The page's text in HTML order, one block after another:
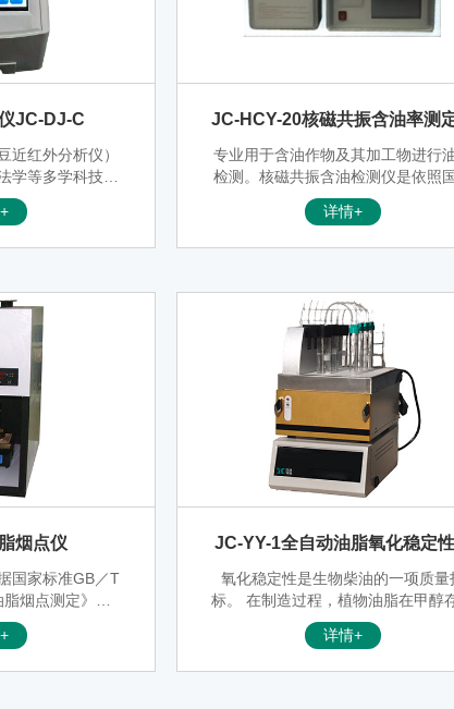
JC-DJ-C
近红外分析仪）
学等多学科技术
验仪器。操作简
范围：水分、水
JC-HCY-20核磁共振含油率测
专业用于含油作物及其加工物进行
检测。核磁共振含油检测仪是依照国
标准GB/T15690（油籽含油量核磁共
测定法1995年）研发出来的油量检
详情+
烟点仪
国家标准GB／T
烟点测定》第5
”研制的用于测
仪器，适用于质
JC-YY-1全自动油脂氧化稳定
定仪（国标法）
氧化稳定性是生物柴油的一项质量
标。 在制造过程，植物油脂在甲醇
下酯化。油中的脂肪酸生成甲酯和副
物甘油。脂肪酸甲酯和所有天然的植
详情+